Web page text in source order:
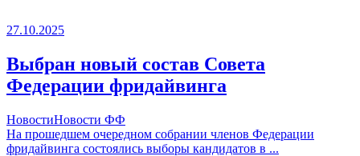
27.10.2025
Выбран новый состав Совета
Федерации фридайвинга
НовостиНовости ФФ
На прошедшем очередном собрании членов Федерации
фридайвинга состоялись выборы кандидатов в ...